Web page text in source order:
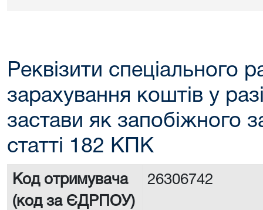
Реквізити спеціального
зарахування коштів у
застави як запобіжного
статті 182 КПК
Код отримувача
(код за ЄДРПОУ)
26306742